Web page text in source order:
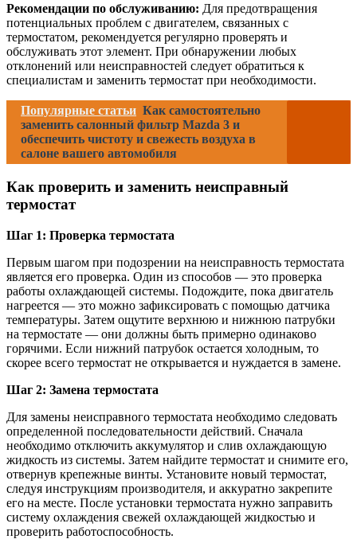
Рекомендации по обслуживанию: Для предотвращения
потенциальных проблем с двигателем, связанных с
термостатом, рекомендуется регулярно проверять и
обслуживать этот элемент. При обнаружении любых
отклонений или неисправностей следует обратиться к
специалистам и заменить термостат при необходимости.
Популярные статьи Как самостоятельно
заменить салонный фильтр Mazda 3 и
обеспечить чистоту и свежесть воздуха в
салоне вашего автомобиля
Как проверить и заменить неисправный
термостат
Шаг 1: Проверка термостата
Первым шагом при подозрении на неисправность термостата
является его проверка. Один из способов — это проверка
работы охлаждающей системы. Подождите, пока двигатель
нагреется — это можно зафиксировать с помощью датчика
температуры. Затем ощутите верхнюю и нижнюю патрубки
на термостате — они должны быть примерно одинаково
горячими. Если нижний патрубок остается холодным, то
скорее всего термостат не открывается и нуждается в замене.
Шаг 2: Замена термостата
Для замены неисправного термостата необходимо следовать
определенной последовательности действий. Сначала
необходимо отключить аккумулятор и слив охлаждающую
жидкость из системы. Затем найдите термостат и снимите его,
отвернув крепежные винты. Установите новый термостат,
следуя инструкциям производителя, и аккуратно закрепите
его на месте. После установки термостата нужно заправить
систему охлаждения свежей охлаждающей жидкостью и
проверить работоспособность.